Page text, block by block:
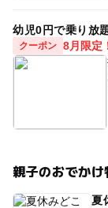
幼児0円で乗り放
クーポン 8月限定
親子のおでか
夏